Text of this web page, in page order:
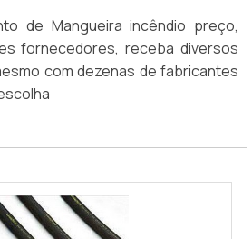
de Mangueira incêndio preço,
fornecedores, receba diversos
com dezenas de fabricantes